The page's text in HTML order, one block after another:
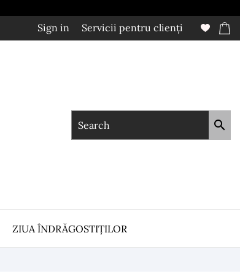
Sign in Servicii pentru clienți

ZIUA ÎNDRĂGOSTIȚILOR